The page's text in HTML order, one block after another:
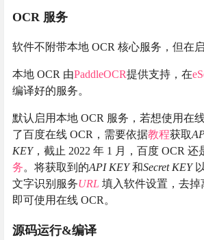
OCR 服务
软件不附带本地 OCR 核心服务，但在
本地 OCR 由PaddleOCR提供支持，在
编译好的服务。
默认启用本地 OCR 服务，若想使用在
了百度在线 OCR，需要依据教程获取
KEY，截止 2022 年 1 月，百度 OCR 还
务。将获取到的API KEY和Secret KEY
文字识别服务URL 填入软件设置，去掉
即可使用在线 OCR。
源码运行&编译